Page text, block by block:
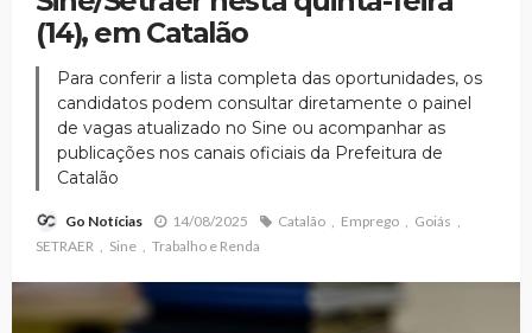
(14), em Catalão
Para conferir a lista completa das oportunidades, os
candidatos podem consultar diretamente o painel
de vagas atualizado no Sine ou acompanhar as
publicações nos canais oficiais da Prefeitura de
Catalão
Go Notícias 14/08/2025 Catalão Emprego
Goiás
SETRAER
Sine Trabalho e Renda